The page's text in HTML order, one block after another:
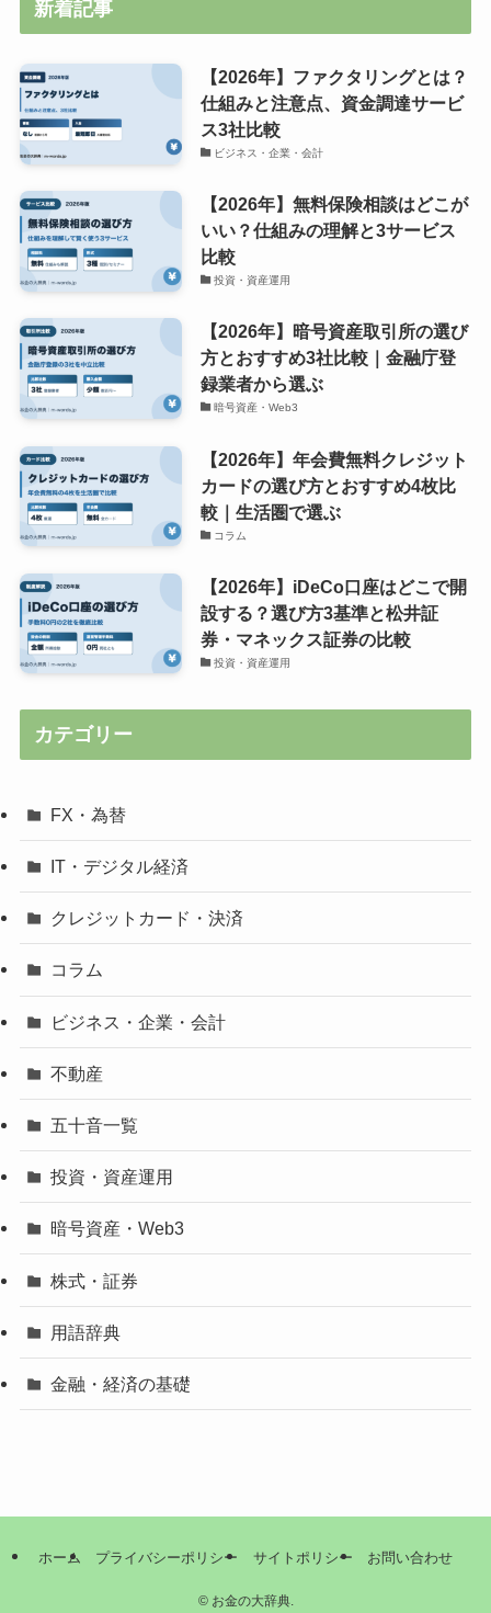
新着記事
【2026年】ファクタリングとは？
仕組みと注意点、資金調達サービ
ス3社比較
ビジネス・企業・会計
【2026年】無料保険相談はどこが
いい？仕組みの理解と3サービス
比較
投資・資産運用
【2026年】暗号資産取引所の選び
方とおすすめ3社比較｜金融庁登
録業者から選ぶ
暗号資産・Web3
【2026年】年会費無料クレジット
カードの選び方とおすすめ4枚比
較｜生活圏で選ぶ
コラム
【2026年】iDeCo口座はどこで開
設する？選び方3基準と松井証
券・マネックス証券の比較
投資・資産運用
カテゴリー
FX・為替
IT・デジタル経済
クレジットカード・決済
コラム
ビジネス・企業・会計
不動産
五十音一覧
投資・資産運用
暗号資産・Web3
株式・証券
用語辞典
金融・経済の基礎
ホーム プライバシーポリシー サイトポリシー お問い合わせ
©お金の大辞典.